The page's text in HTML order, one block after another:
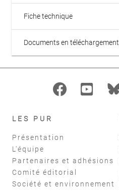
Fiche technique
Documents en téléchargement
LES PUR
Présentation
L'équipe
Partenaires et adhésions
Comité éditorial
Société et environnement